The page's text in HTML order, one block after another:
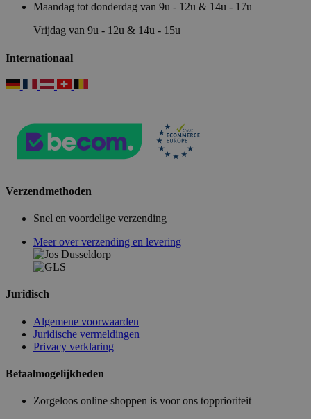
Maandag tot donderdag van 9u - 12u & 14u - 17u
Vrijdag van 9u - 12u & 14u - 15u
Internationaal
Verzendmethoden
Snel en voordelige verzending
Meer over verzending en levering
Juridisch
Algemene voorwaarden
Juridische vermeldingen
Privacy verklaring
Betaalmogelijkheden
Zorgeloos online shoppen is voor ons topprioriteit